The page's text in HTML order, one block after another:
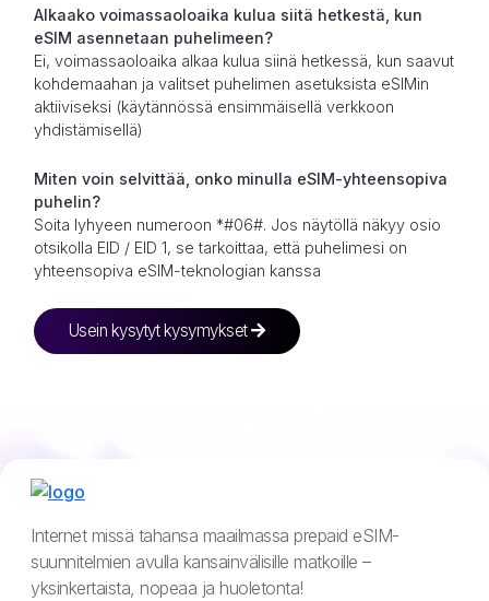
Alkaako voimassaoloaika kulua siitä hetkestä, kun
eSIM asennetaan puhelimeen?
Ei, voimassaoloaika alkaa kulua siinä hetkessä, kun saavut
kohdemaahan ja valitset puhelimen asetuksista eSIMin
aktiiviseksi (käytännössä ensimmäisellä verkkoon
yhdistämisellä)
Miten voin selvittää, onko minulla eSIM-yhteensopiva
puhelin?
Soita lyhyeen numeroon *#06#. Jos näytöllä näkyy osio
otsikolla EID / EID 1, se tarkoittaa, että puhelimesi on
yhteensopiva eSIM-teknologian kanssa
Usein kysytyt kysymykset
Internet missä tahansa maailmassa prepaid eSIM-
suunnitelmien avulla kansainvälisille matkoille –
yksinkertaista, nopeaa ja huoletonta!